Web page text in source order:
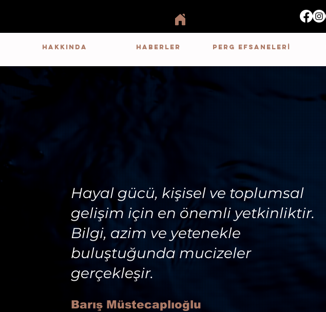
HAKKINDA HABERLER PERG EFSANELERİ
Hayal gücü, kişisel ve toplumsal
gelişim için en önemli yetkinliktir.
Bilgi, azim ve yetenekle
buluştuğunda mucizeler
gerçekleşir.
Barış Müstecaplıoğlu